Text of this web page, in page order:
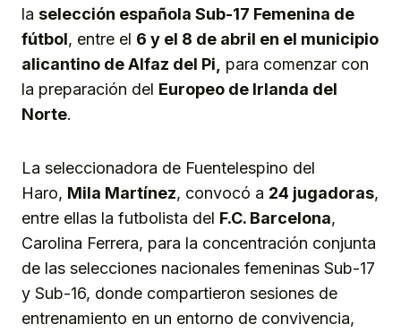
la selección española Sub-17 Femenina de
fútbol, entre el 6 y el 8 de abril en el municipio
alicantino de Alfaz del Pi,
para comenzar con
la preparación del Europeo de Irlanda del
Norte.
La seleccionadora de Fuentelespino del
Haro, Mila Martínez, convocó a 24 jugadoras,
entre ellas la futbolista del F.C. Barcelona,
Carolina Ferrera, para la concentración conjunta
de las selecciones nacionales femeninas Sub-17
y Sub-16, donde compartieron sesiones de
entrenamiento en un entorno de convivencia,